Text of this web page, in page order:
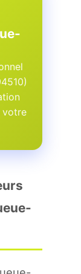
votre